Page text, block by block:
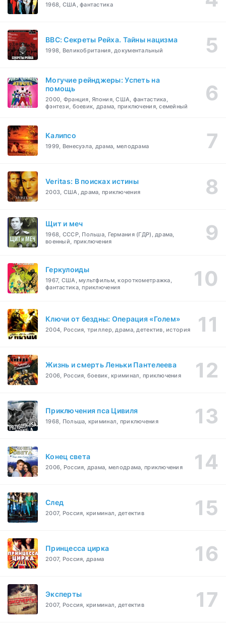
1968, США, фантастика
BBC: Секреты Рейха. Тайны нацизма
1998, Великобритания, документальный
Могучие рейнджеры: Успеть на
помощь
2000, Франция, Япония, США, фантастика,
фэнтези, боевик, драма, приключения, семейный
Калипсо
1999, Венесуэла, драма, мелодрама
Veritas: В поисках истины
2003, США, драма, приключения
Щит и меч
1968, СССР, Польша, Германия (ГДР), драма,
военный, приключения
Геркулоиды
1967, США, мультфильм, короткометражка,
фантастика, приключения
Ключи от бездны: Операция «Голем»
2004, Россия, триллер, драма, детектив, история
Жизнь и смерть Леньки Пантелеева
2006, Россия, боевик, криминал, приключения
Приключения пса Цивиля
1968, Польша, криминал, приключения
Конец света
2006, Россия, драма, мелодрама, приключения
След
2007, Россия, криминал, детектив
Принцесса цирка
2007, Россия, драма
Эксперты
2007, Россия, криминал, детектив